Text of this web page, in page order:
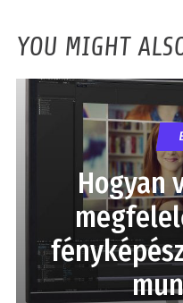
YOU MIGHT
Hogyan